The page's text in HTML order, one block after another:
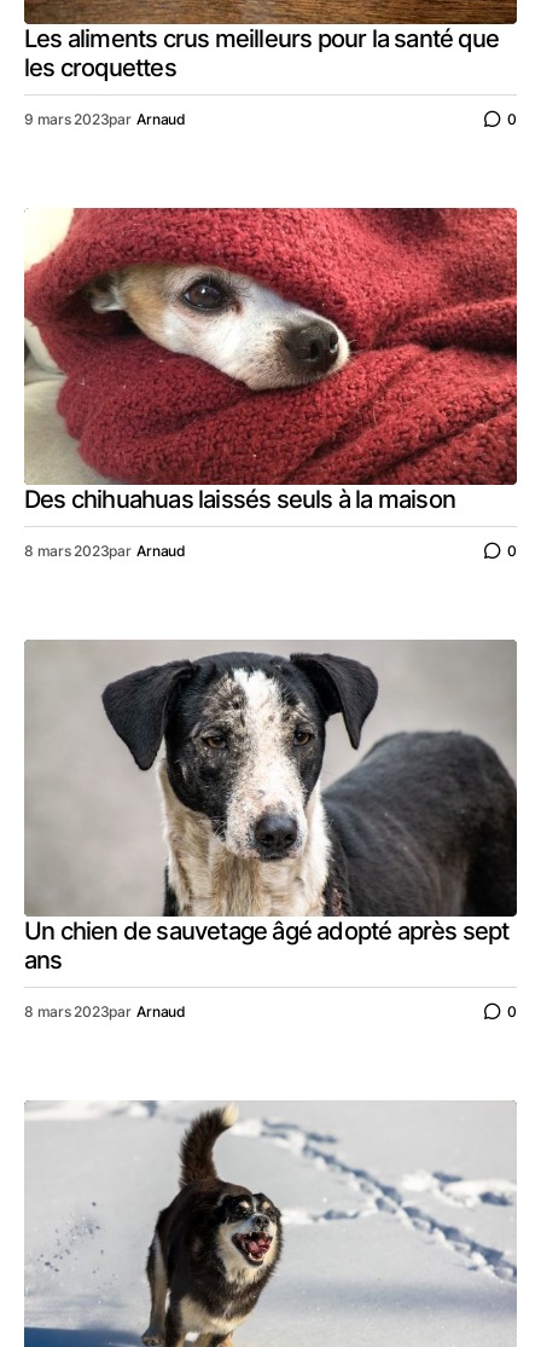
Les aliments crus meilleurs pour la santé que
les croquettes
9 mars 2023par Arnaud 0
Des chihuahuas laissés seuls à la maison
8 mars 2023par Arnaud 0
Un chien de sauvetage âgé adopté après sept
ans
8 mars 2023par Arnaud 0